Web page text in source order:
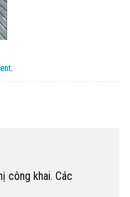
.
công khai. Các